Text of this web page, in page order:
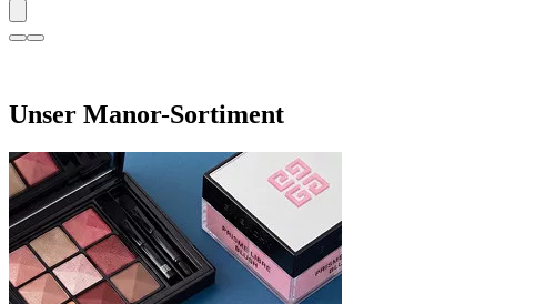
Unser Manor-Sortiment